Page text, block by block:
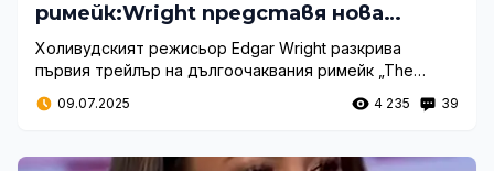
римейк:Wright представя нова
версия на класика на King
Холивудският режисьор Edgar Wright разкрива
първия трейлър на дългоочаквания римейк „The
Running Man", който обещава зрелищна адаптация на
култовия роман на Stephen King с впечатляващ
09.07.2025 4 235 39